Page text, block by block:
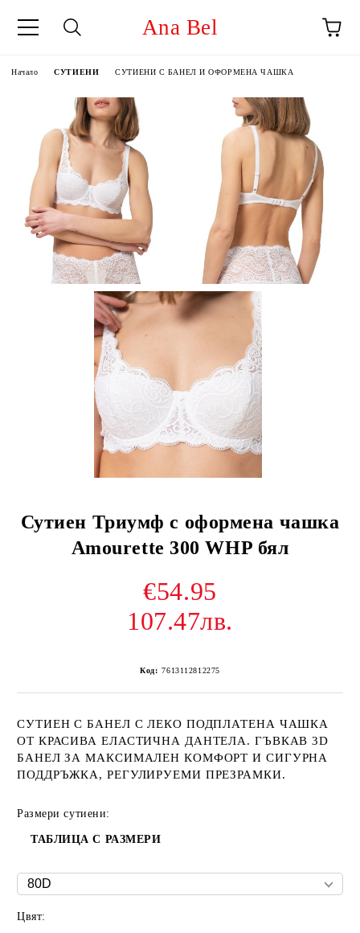
Ana Bel
Начало СУТИЕНИ СУТИЕНИ С БАНЕЛ И ОФОРМЕНА ЧАШКА
Сутиен Триумф с оформена чашка
Amourette 300 WHP бял
€54.95
107.47лв.
Код: 7613112812275
СУТИЕН С БАНЕЛ С ЛЕКО ПОДПЛАТЕНА ЧАШКА
ОТ КРАСИВА ЕЛАСТИЧНА ДАНТЕЛА. ГЪВКАВ 3D
БАНЕЛ ЗА МАКСИМАЛЕН КОМФОРТ И СИГУРНА
ПОДДРЪЖКА, РЕГУЛИРУЕМИ ПРЕЗРАМКИ.
Размери сутиени:
ТАБЛИЦА С РАЗМЕРИ
Цвят: